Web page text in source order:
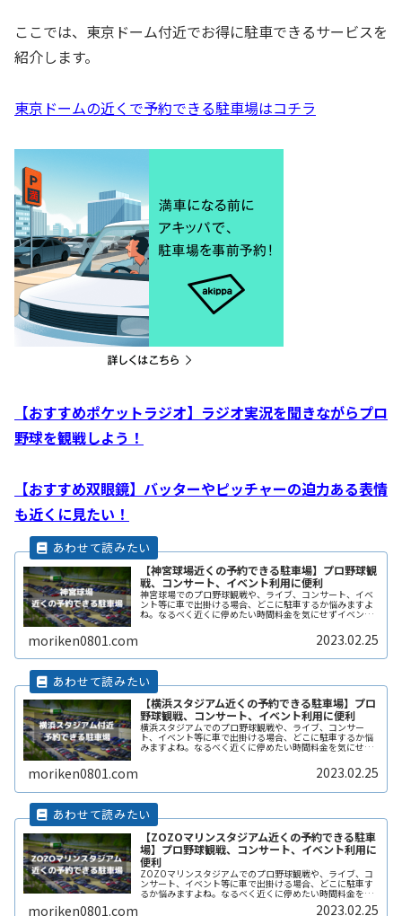
ここでは、東京ドーム付近でお得に駐車できるサービスを
紹介します。
東京ドームの近くで予約できる駐車場はコチラ
【おすすめポケットラジオ】ラジオ実況を聞きながらプロ
野球を観戦しよう！
【おすすめ双眼鏡】バッターやピッチャーの迫力ある表情
も近くに見たい！
【神宮球場近くの予約できる駐車場】プロ野球観
戦、コンサート、イベント利用に便利
神宮球場でのプロ野球観戦や、ライブ、コンサート、イベ
ント等に車で出掛ける場合、どこに駐車するか悩みますよ
ね。なるべく近くに停めたい時間料金を気にせずイベント
入出庫がしたい帰りは渋滞を避けてReadMore...
moriken0801.com 2023.02.25
【横浜スタジアム近くの予約できる駐車場】プロ
野球観戦、コンサート、イベント利用に便利
横浜スタジアムでのプロ野球観戦や、ライブ、コンサー
ト、イベント等に車で出掛ける場合、どこに駐車するか悩
みますよね。なるべく近くに停めたい時間料金を気にせず
い自由に入出庫がしたい帰りは渋滞をReadMore...
moriken0801.com 2023.02.25
【ZOZOマリンスタジアム近くの予約できる駐車
場】プロ野球観戦、コンサート、イベント利用に
便利
ZOZOマリンスタジアムでのプロ野球観戦や、ライブ、コ
ンサート、イベント等に車で出掛ける場合、どこに駐車す
るか悩みますよね。なるべく近くに停めたい時間料金を気
にせずイベントを楽しみたい駐車場を探すのに時間をかけ
たくない自由に入出庫がしたい帰ReadMore...
moriken0801.com 2023.02.25